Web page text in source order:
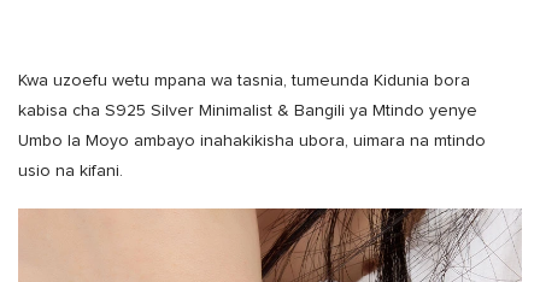
Kwa uzoefu wetu mpana wa tasnia, tumeunda Kidunia bora
kabisa cha S925 Silver Minimalist & Bangili ya Mtindo yenye
Umbo la Moyo ambayo inahakikisha ubora, uimara na mtindo
usio na kifani.